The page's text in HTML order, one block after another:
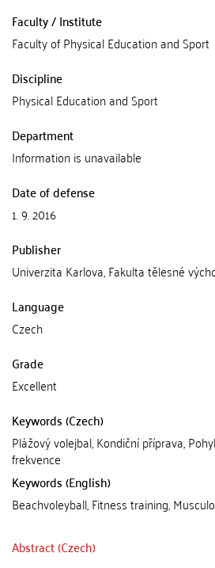
Faculty / Institute
Faculty of Physical Education and Sport
Discipline
Physical Education and Sport
Department
Information is unavailable
Date of defense
1. 9. 2016
Publisher
Univerzita Karlova, Fakulta tělesné
Language
Czech
Grade
Excellent
Keywords (Czech)
Plážový volejbal, Kondiční příprava,
frekvence
Keywords (English)
Beachvoleyball, Fitness training,
Abstract (Czech)